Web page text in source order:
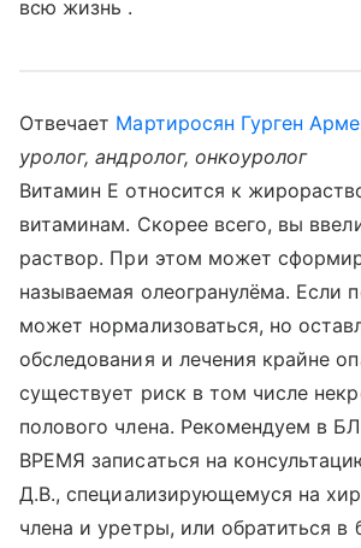
всю жизнь .
Отвечает Мартиросян Гурген
уролог, андролог, онкоуролог
Витамин Е относится к
витаминам. Скорее всего, вы
раствор. При этом может
называемая олеогранулёма. Если
может нормализоваться, но
обследования и лечения крайне
существует риск в том числе
полового члена. Рекомендуем в
ВРЕМЯ записаться на
Д.В., специализирующемуся на
члена и уретры, или обратиться в